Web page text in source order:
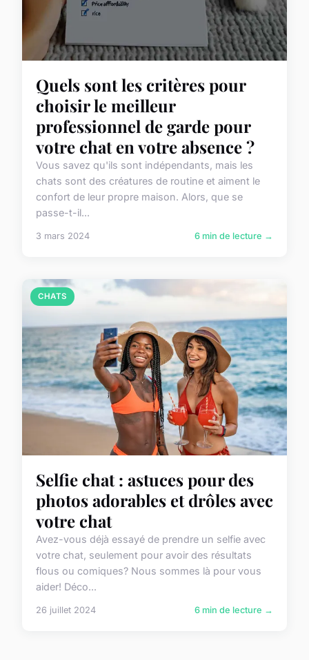
Quels sont les critères pour
choisir le meilleur
professionnel de garde pour
votre chat en votre absence ?
Vous savez qu'ils sont indépendants, mais les
chats sont des créatures de routine et aiment le
confort de leur propre maison. Alors, que se
passe-t-il...
3 mars 2024 6 min de lecture →
CHATS
Selfie chat : astuces pour des
photos adorables et drôles avec
votre chat
Avez-vous déjà essayé de prendre un selfie avec
votre chat, seulement pour avoir des résultats
flous ou comiques? Nous sommes là pour vous
aider! Déco...
26 juillet 2024 6 min de lecture →